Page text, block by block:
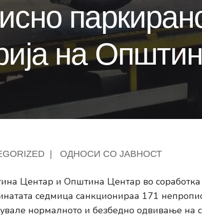
на
ОДНОСИ СО ЈАВНОСТ
Центар и Општина Центар во соработка
седмица санкционираа 171
нормалното и безбедно одвивање на